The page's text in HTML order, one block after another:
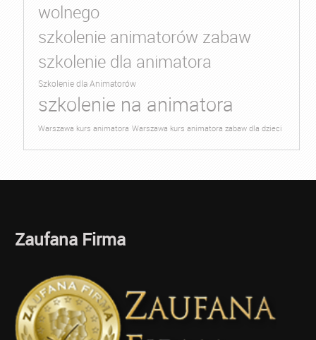
wolnego
szkolenie animatorów zabaw
szkolenie dla animatora
Szkolenie dla Animatorów
szkolenie na animatora
Warszawa kurs animatora Warszawa kurs animatora zabaw dla dzieci
Zaufana Firma